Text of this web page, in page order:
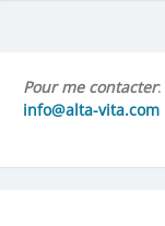
Pour me contacter:
info@alta-vita.com